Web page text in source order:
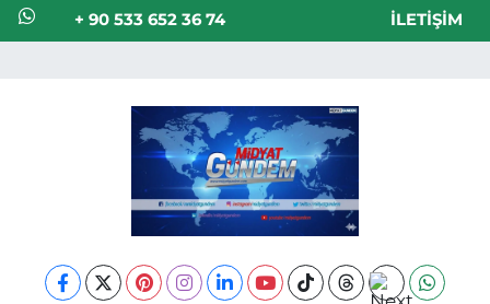
+ 90 533 652 36 74 İLETIŞIM